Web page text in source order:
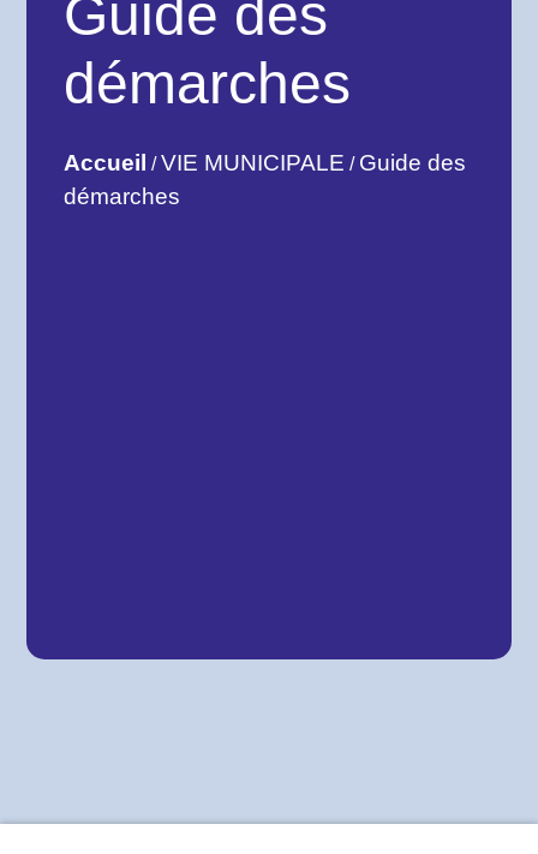
Guide des
démarches
Accueil /VIE MUNICIPALE / Guide des
démarches